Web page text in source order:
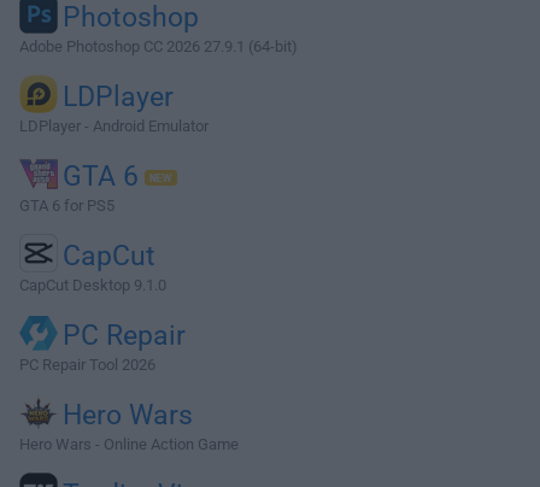
Photoshop
Adobe Photoshop CC 2026 27.9.1 (64-bit)
LDPlayer
LDPlayer - Android Emulator
GTA 6
GTA 6 for PS5
CapCut
CapCut Desktop 9.1.0
PC Repair
PC Repair Tool 2026
Hero Wars
Hero Wars - Online Action Game